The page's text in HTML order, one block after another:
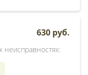
неисправностях:
630 руб.